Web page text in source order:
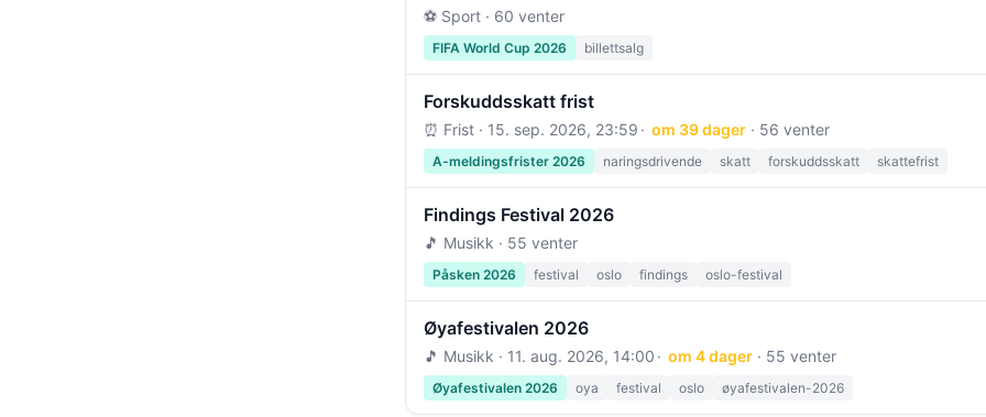
⚽ Sport · 60 venter
FIFA World Cup 2026 billettsalg
Forskuddsskatt frist
⏰ Frist · 15. sep. 2026, 23:59 om 39 dager· 56 venter
A-meldingsfrister 2026 naringsdrivende skatt forskuddsskatt skattefrist
Findings Festival 2026
🎵 Musikk · 55 venter
Påsken 2026 festival oslo findings oslo-festival
Øyafestivalen 2026
🎵 Musikk · 11. aug. 2026, 14:00 om 4 dager· 55 venter
Øyafestivalen 2026 oya festival oslo øyafestivalen-2026